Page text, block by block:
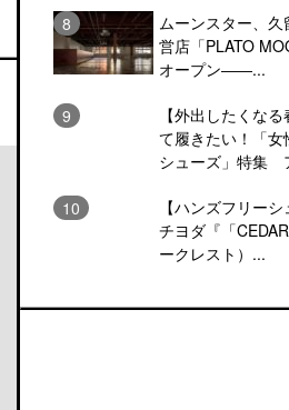
ムーンスター、
営店「PLATO
オープン――...
【外出したくな
て履きたい！「
シューズ」特集
【ハンズフリーシ
チヨダ『「
ークレスト）...